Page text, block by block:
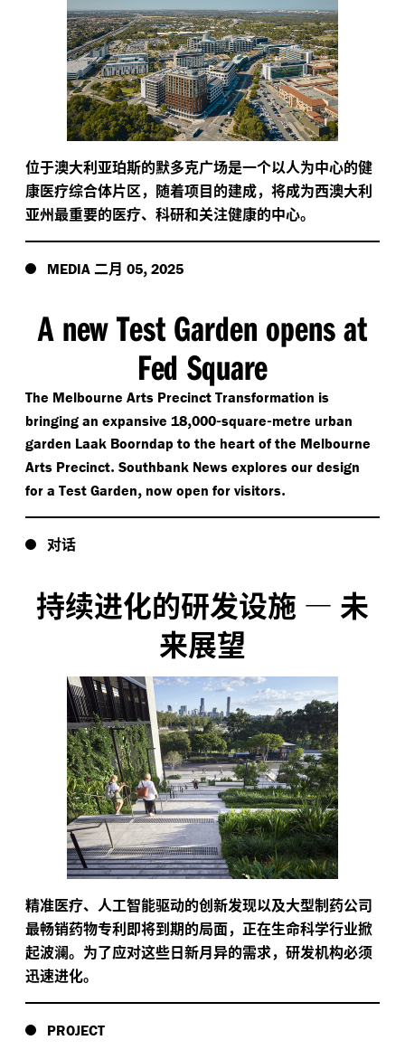
位于澳大利亚珀斯的默多克广场是一个以人为中心的健
康医疗综合体片区，随着项目的建成，将成为西澳大利
亚州最重要的医疗、科研和关注健康的中心。
MEDIA 二月 05, 2025
A new Test Garden opens at
Fed Square
The Melbourne Arts Precinct Transformation is
bringing an expansive 18,000-square-metre urban
garden Laak Boorndap to the heart of the Melbourne
Arts Precinct. Southbank News explores our design
for a Test Garden, now open for visitors.
对话
持续进化的研发设施 — 未
来展望
精准医疗、人工智能驱动的创新发现以及大型制药公司
最畅销药物专利即将到期的局面，正在生命科学行业掀
起波澜。为了应对这些日新月异的需求，研发机构必须
迅速进化。
PROJECT